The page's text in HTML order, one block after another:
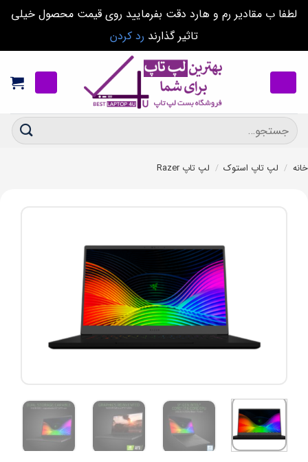
لطفا ب مقادیر رم و هارد دقت بفرمایید روی قیمت محصول خیلی
تاثیر گذارند رد کردن
content
جستجو
برای:
خانه / لپ تاپ استوک / لپ تاپ Razer